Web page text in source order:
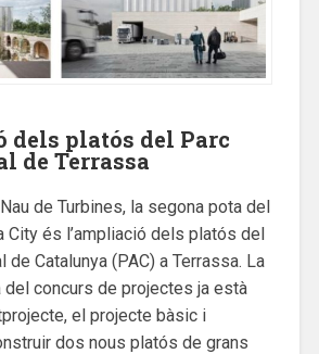
dels platós del Parc
de Terrassa
de Turbines, la segona pota del
City és l’ampliació dels platós del
de Catalunya (PAC) a Terrassa. La
del concurs de projectes ja està
el projecte bàsic i
dos nous platós de grans